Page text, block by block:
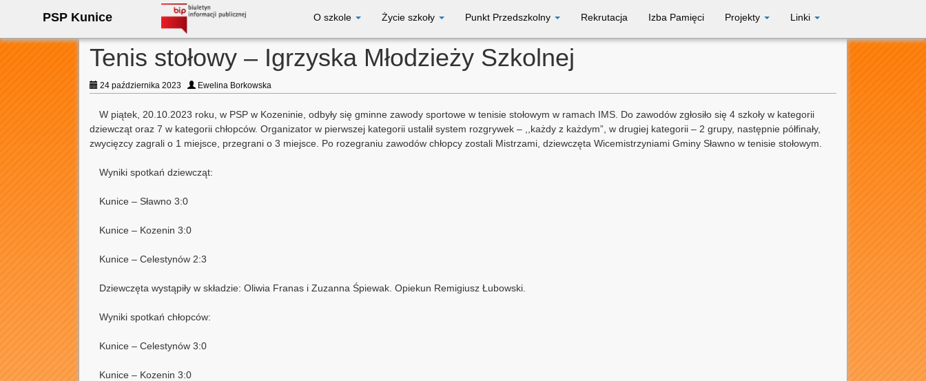
PSP Kunice O szkole Życie szkoły Punkt Przedszkolny Rekrutacja Izba Pamięci Projekty Linki
Tenis stołowy – Igrzyska Młodzieży Szkolnej
24 października 2023 Ewelina Borkowska
W piątek, 20.10.2023 roku, w PSP w Kozeninie, odbyły się gminne zawody sportowe w tenisie stołowym w ramach IMS. Do zawodów zgłosiło się 4 szkoły w kategorii
dziewcząt oraz 7 w kategorii chłopców. Organizator w pierwszej kategorii ustalił system rozgrywek – ,,każdy z każdym”, w drugiej kategorii – 2 grupy, następnie półfinały,
zwycięzcy zagrali o 1 miejsce, przegrani o 3 miejsce. Po rozegraniu zawodów chłopcy zostali Mistrzami, dziewczęta Wicemistrzyniami Gminy Sławno w tenisie stołowym.
Wyniki spotkań dziewcząt:
Kunice – Sławno 3:0
Kunice – Kozenin 3:0
Kunice – Celestynów 2:3
Dziewczęta wystąpiły w składzie: Oliwia Franas i Zuzanna Śpiewak. Opiekun Remigiusz Łubowski.
Wyniki spotkań chłopców:
Kunice – Celestynów 3:0
Kunice – Kozenin 3:0